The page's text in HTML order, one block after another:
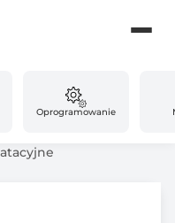
Oprogramowanie